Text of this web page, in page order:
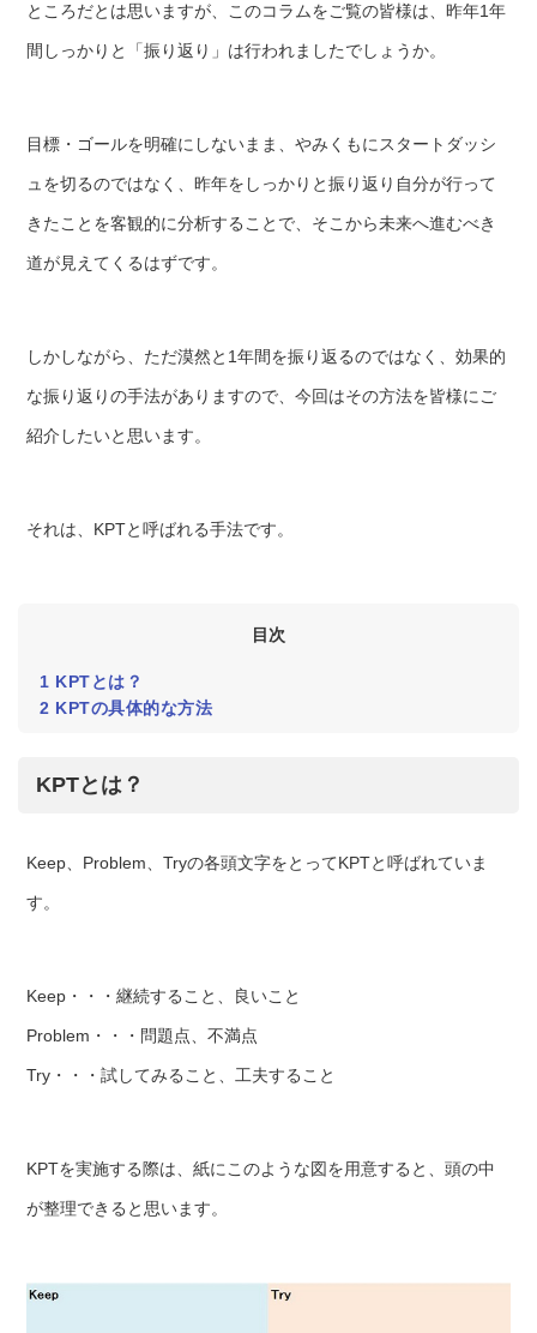
ところだとは思いますが、このコラムをご覧の皆様は、昨年1年
間しっかりと「振り返り」は行われましたでしょうか。
目標・ゴールを明確にしないまま、やみくもにスタートダッシ
ュを切るのではなく、昨年をしっかりと振り返り自分が行って
きたことを客観的に分析することで、そこから未来へ進むべき
道が見えてくるはずです。
しかしながら、ただ漠然と1年間を振り返るのではなく、効果的
な振り返りの手法がありますので、今回はその方法を皆様にご
紹介したいと思います。
それは、KPTと呼ばれる手法です。
目次
1 KPTとは？
2 KPTの具体的な方法
KPTとは？
Keep、Problem、Tryの各頭文字をとってKPTと呼ばれていま
す。
Keep・・・継続すること、良いこと
Problem・・・問題点、不満点
Try・・・試してみること、工夫すること
KPTを実施する際は、紙にこのような図を用意すると、頭の中
が整理できると思います。